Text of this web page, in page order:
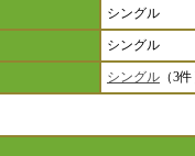
シングル
シングル
シングル （3